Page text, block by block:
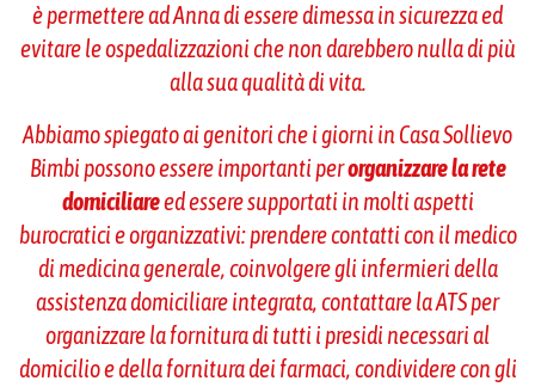
è permettere ad Anna di essere dimessa in sicurezza ed
evitare le ospedalizzazioni che non darebbero nulla di più
alla sua qualità di vita.
Abbiamo spiegato ai genitori che i giorni in Casa Sollievo
Bimbi possono essere importanti perorganizzare la rete
domiciliareed essere supportati in molti aspetti
burocratici e organizzativi: prendere contatti con il medico
di medicina generale, coinvolgere gli infermieri della
assistenza domiciliare integrata, contattare la ATS per
organizzare la fornitura di tutti i presidi necessari al
domicilio e della fornitura dei farmaci, condividere con gli